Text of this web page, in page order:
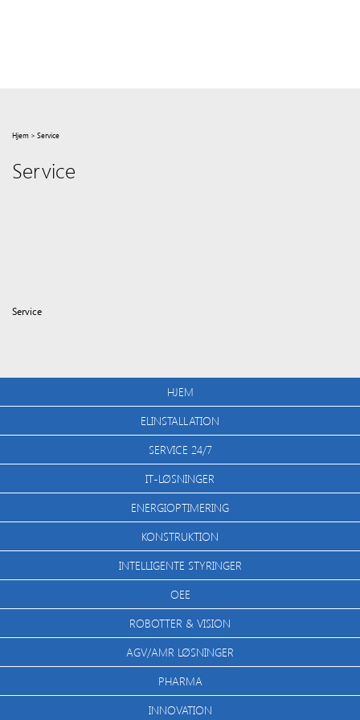
Hjem > Service
Service
Service
HJEM
ELINSTALLATION
SERVICE 24/7
IT-LØSNINGER
ENERGIOPTIMERING
KONSTRUKTION
INTELLIGENTE STYRINGER
OEE
ROBOTTER & VISION
AGV/AMR LØSNINGER
PHARMA
INNOVATION